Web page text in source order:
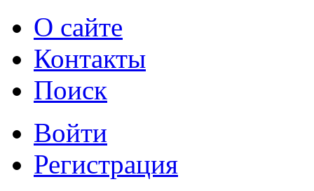
О сайте
Контакты
Поиск
Войти
Регистрация